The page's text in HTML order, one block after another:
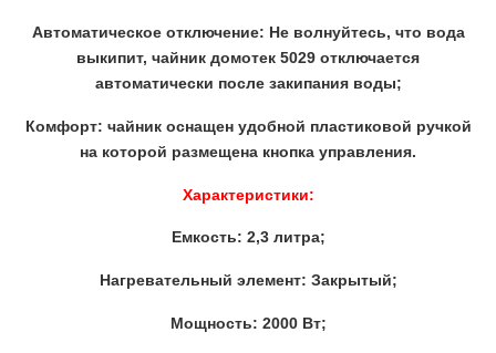
Автоматическое отключение: Не волнуйтесь, что вода
выкипит, чайник домотек 5029 отключается
автоматически после закипания воды;
Комфорт: чайник оснащен удобной пластиковой ручкой
на которой размещена кнопка управления.
Характеристики:
Емкость: 2,3 литра;
Нагревательный элемент: Закрытый;
Мощность: 2000 Вт;